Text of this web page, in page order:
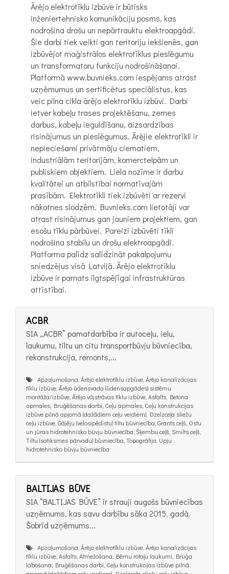
Ārējo elektrotīklu izbūve ir būtisks
inženiertehnisko komunikāciju posms, kas
nodrošina drošu un nepārtrauktu elektroapgādi.
Šie darbi tiek veikti gan teritoriju iekšienēs, gan
izbūvējot maģistrālos elektrotīklus pieslēgumu
un transformatoru funkciju nodrošināšanai.
Platformā www.buvnieks.com iespējams atrast
uzņēmumus un sertificētus speciālistus, kas
veic pilna cikla ārējo elektrotīklu izbūvi. Darbi
ietver kabeļu trases projektēšanu, zemes
darbus, kabeļu ieguldīšanu, aizsardzības
risinājumus un pieslēgumus. Ārējie elektrotīkli ir
nepieciešami privātmāju ciematiem,
industriālām teritorijām, komerctelpām un
publiskiem objektiem. Liela nozīme ir darbu
kvalitātei un atbilstībai normatīvajām
prasībām. Elektrotīkli tiek izbūvēti ar rezervi
nākotnes slodzēm. Buvnieks.com lietotāji var
atrast risinājumus gan jauniem projektiem, gan
esošu tīklu pārbūvei. Pareizi izbūvēti tīkli
nodrošina stabilu un drošu elektroapgādi.
Platforma palīdz salīdzināt pakalpojumu
sniedzējus visā Latvijā. Ārējo elektrotīklu
izbūve ir pamats ilgtspējīgai infrastruktūras
attīstībai.
ACBR
SIA „ACBR” pamatdarbība ir autoceļu, ielu,
laukumu, tiltu un citu transportbūvju būvniecība,
rekonstrukcija, remonts,...
Apzaļumošana, Ārējo elektrotīklu izbūve, Ārējo kanalizācijas
tīklu izbūve, Ārējo ūdensvada (ūdensapgādes) sistēmu
montāža/izbūve, Ārējo vājstrāvas tīklu izbūve, Asfalts, Betona
apmales, Bruģēšanas darbi, Ceļu apmales, Ceļu konstrukcijas
izbūve pilnā apjomā (dažādiem ceļu veidiem), Dzelzceļa sliežu
ceļu izbūve, Gājēju (velosipēdistu) tiltu būvniecība, Grants ceļš, Ostu
un jūras hidrotehnisko būvju būvniecība, Šķembu ceļš, Smilts ceļš,
Tiltu (satiksmes pārvadu) būvniecība, Topogrāfija, Upju
hidrotehnisko būvju būvniecība
BALTIJAS BŪVE
SIA “BALTIJAS BŪVE” ir strauji augošs būvniecības
uzņēmums, kas savu darbību sāka 2015. gadā.
Šobrīd uzņēmums...
Apzaļumošana, Ārējo elektrotīklu izbūve, Ārējo kanalizācijas
tīklu izbūve, Asfalts, Atmežošana, Bērnu rotaļu laukumi, Bruģa
labošana, Bruģēšanas darbi, Ceļu konstrukcijas izbūve pilnā